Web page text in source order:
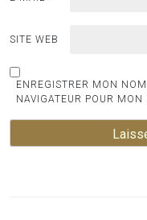
SITE WEB
ENREGISTRER MON
NAVIGATEUR POUR